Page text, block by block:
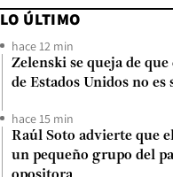
LO ÚLTIMO
hace 12 min
Zelenski se queja de
de Estados Unidos no
hace 15 min
Raúl Soto advierte que
un pequeño grupo del